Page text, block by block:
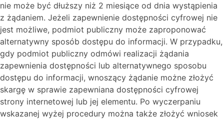
nie może być dłuższy niż 2 miesiące od dnia wystąpienia
z żądaniem. Jeżeli zapewnienie dostępności cyfrowej nie
jest możliwe, podmiot publiczny może zaproponować
alternatywny sposób dostępu do informacji. W przypadku,
gdy podmiot publiczny odmówi realizacji żądania
zapewnienia dostępności lub alternatywnego sposobu
dostępu do informacji, wnoszący żądanie możne złożyć
skargę w sprawie zapewniana dostępności cyfrowej
strony internetowej lub jej elementu. Po wyczerpaniu
wskazanej wyżej procedury można także złożyć wniosek